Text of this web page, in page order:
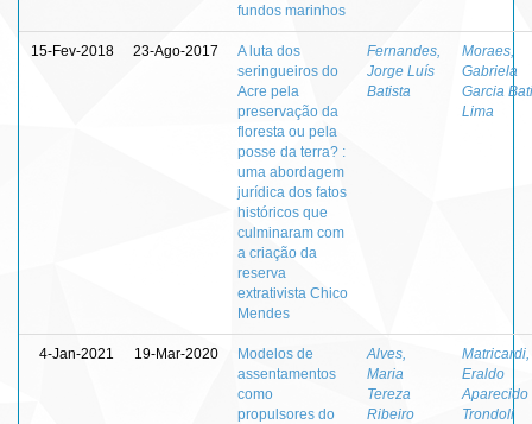
fundos marinhos
15-Fev-2018 23-Ago-2017
A luta dos
seringueiros do
Acre pela
preservação da
floresta ou pela
posse da terra? :
uma abordagem
jurídica dos fatos
históricos que
culminaram com
a criação da
reserva
extrativista Chico
Mendes
Fernandes,
Jorge Luís
Batista
Moraes,
Gabriela
Garcia
Lima
4-Jan-2021 19-Mar-2020
Modelos de
assentamentos
como
propulsores do
Alves,
Maria
Tereza
Ribeiro
Matricardi,
Eraldo
Aparecido
Trondoli